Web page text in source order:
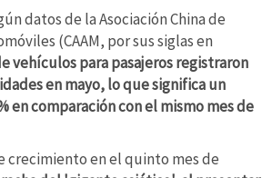
datos de la Asociación China de
(CAAM, por sus siglas en
vehículos para pasajeros registraron
en mayo, lo que significa un
en comparación con el mismo mes de
crecimiento en el quinto mes de